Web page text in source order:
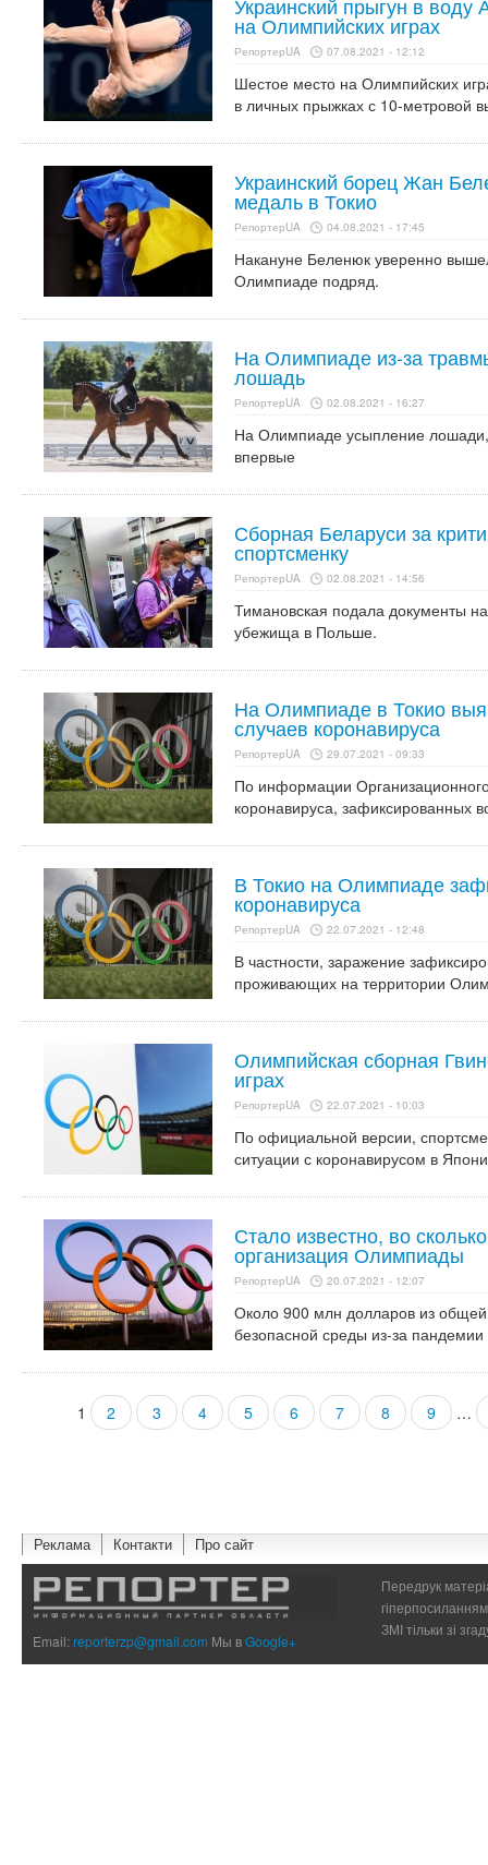
на Олимпийских играх
РепортерUA 07.08.2021 - 12:12
Шестое место на Олимпийских
в личных прыжках с 10-метровой
Украинский борец Жан
медаль в Токио
РепортерUA 04.08.2021 - 17:45
Накануне Беленюк уверенно
Олимпиаде подряд.
На Олимпиаде из-за
лошадь
РепортерUA 02.08.2021 - 16:27
На Олимпиаде усыпление
впервые
Сборная Беларуси за
спортсменку
РепортерUA 02.08.2021 - 14:56
Тимановская подала документы
убежища в Польше.
На Олимпиаде в Токио
случаев коронавируса
РепортерUA 29.07.2021 - 09:33
По информации
коронавируса, зафиксированных
В Токио на Олимпиаде
коронавируса
РепортерUA 22.07.2021 - 12:48
В частности, заражение
проживающих на территории
Олимпийская сборная
играх
РепортерUA 22.07.2021 - 10:03
По официальной версии,
ситуации с коронавирусом в
Стало известно, во
организация Олимпиады
РепортерUA 20.07.2021 - 12:07
Около 900 млн долларов из
безопасной среды из-за пандемии
Страницы
1 2 3 4 5 6 7 8 9 …
Реклама Контакти Про сайт
Email:reporterzp@gmail.com Мы вGoogle+
Передрук
ЗМІ тільки зі